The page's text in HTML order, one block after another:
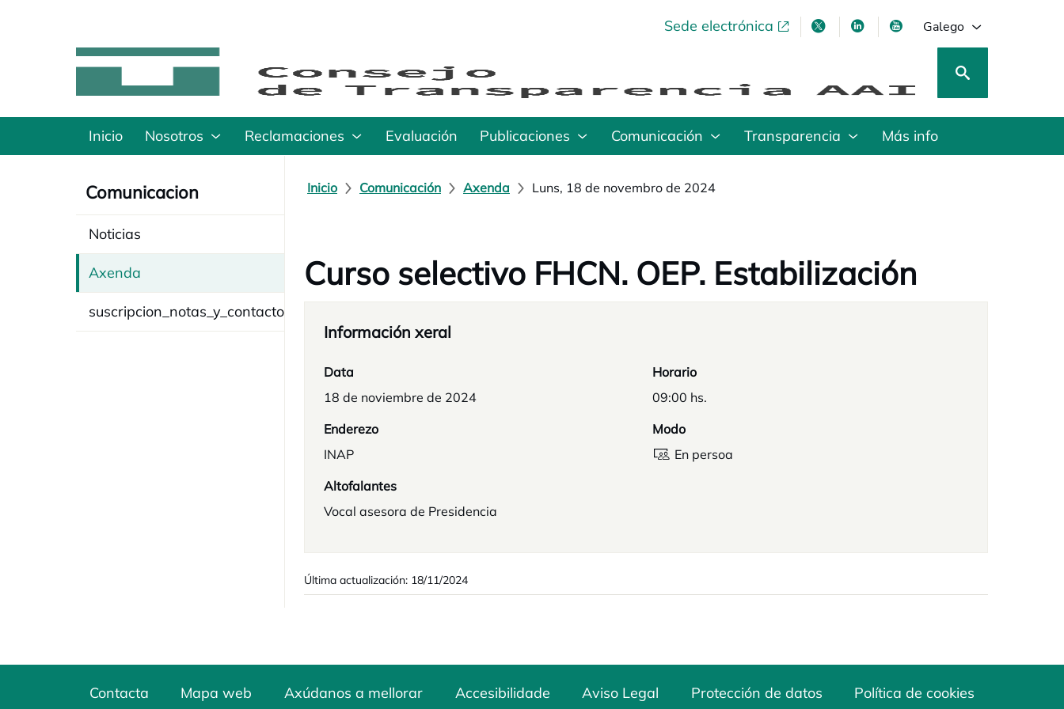
Sede electrónicaopens in a new tabopens in a new tab
opens in a new tab
opens in a new tab
Galego
Inicio Nosotros Reclamaciones Evaluación Publicaciones Comunicación Transparencia Más info
Comunicacion
Noticias
Axenda
suscripcion_notas_y_contacto
Inicio Comunicación Axenda Luns, 18 de novembro de 2024
Curso selectivo FHCN. OEP. Estabilización
Información xeral
Data
18 de noviembre de 2024
Horario
09:00 hs.
Enderezo
INAP
Modo
En persoa
Altofalantes
Vocal asesora de Presidencia
Última actualización: 18/11/2024
Contacta Mapa web Axúdanos a mellorar Accesibilidade Aviso Legal Protección de datos Política de cookies